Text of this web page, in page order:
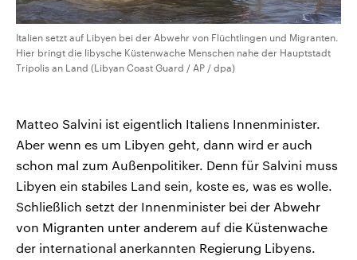
Italien setzt auf Libyen bei der Abwehr von Flüchtlingen und Migranten.
Hier bringt die libysche Küstenwache Menschen nahe der Hauptstadt
Tripolis an Land (Libyan Coast Guard / AP / dpa)
Matteo Salvini ist eigentlich Italiens Innenminister.
Aber wenn es um Libyen geht, dann wird er auch
schon mal zum Außenpolitiker. Denn für Salvini muss
Libyen ein stabiles Land sein, koste es, was es wolle.
Schließlich setzt der Innenminister bei der Abwehr
von Migranten unter anderem auf die Küstenwache
der international anerkannten Regierung Libyens.